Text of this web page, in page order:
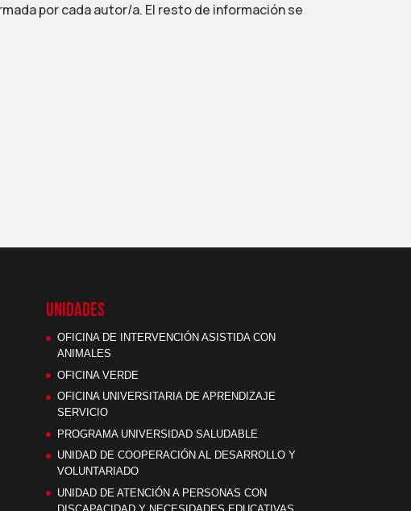
por cada autor/a. El resto de información se
UNIDADES
OFICINA DE INTERVENCIÓN ASISTIDA CON
ANIMALES
OFICINA VERDE
OFICINA UNIVERSITARIA DE APRENDIZAJE
SERVICIO
PROGRAMA UNIVERSIDAD SALUDABLE
UNIDAD DE COOPERACIÓN AL DESARROLLO Y
VOLUNTARIADO
UNIDAD DE ATENCIÓN A PERSONAS CON